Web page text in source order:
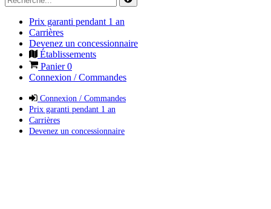
Prix garanti pendant 1 an
Carrières
Devenez un concessionnaire
Établissements
Panier0
Connexion / Commandes
Connexion / Commandes
Prix garanti pendant 1 an
Carrières
Devenez un concessionnaire